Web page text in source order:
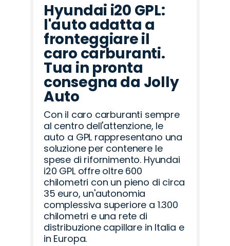
Hyundai i20 GPL:
l'auto adatta a
fronteggiare il
caro carburanti.
Tua in pronta
consegna da Jolly
Auto
Con il caro carburanti sempre
al centro dell'attenzione, le
auto a GPL rappresentano una
soluzione per contenere le
spese di rifornimento. Hyundai
i20 GPL offre oltre 600
chilometri con un pieno di circa
35 euro, un'autonomia
complessiva superiore a 1.300
chilometri e una rete di
distribuzione capillare in Italia e
in Europa.